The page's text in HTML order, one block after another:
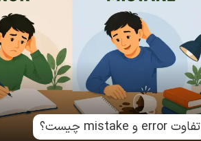
تفاوت error و mistake چیست؟